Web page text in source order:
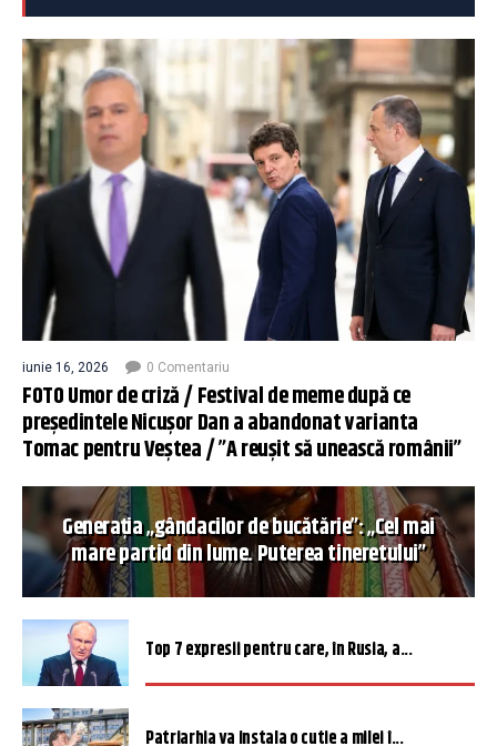
iunie 16, 2026 0 Comentariu
FOTO Umor de criză / Festival de meme după ce
președintele Nicușor Dan a abandonat varianta
Tomac pentru Veștea / ”A reușit să unească românii”
Generația „gândacilor de bucătărie”: „Cel mai
mare partid din lume. Puterea tineretului”
Top 7 expresii pentru care, în Rusia, a...
Patriarhia va instala o cutie a milei î...